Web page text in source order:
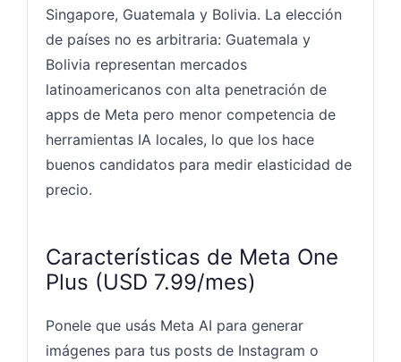
Singapore, Guatemala y Bolivia. La elección
de países no es arbitraria: Guatemala y
Bolivia representan mercados
latinoamericanos con alta penetración de
apps de Meta pero menor competencia de
herramientas IA locales, lo que los hace
buenos candidatos para medir elasticidad de
precio.
Características de Meta One
Plus (USD 7.99/mes)
Ponele que usás Meta AI para generar
imágenes para tus posts de Instagram o